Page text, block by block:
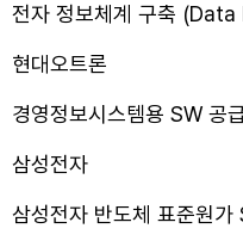
전자 정보체계 구축 (Data
현대오트론
경영정보시스템용 SW 공
삼성전자
삼성전자 반도체 표준원가